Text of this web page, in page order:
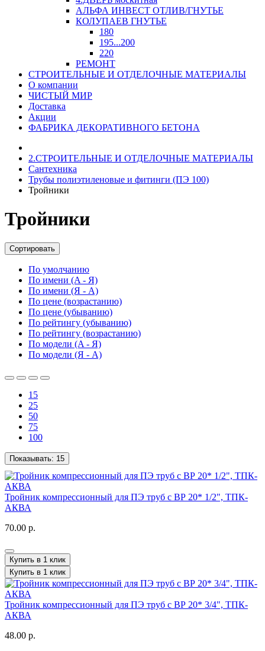
АЛЬФА ИНВЕСТ ОТЛИВ/ГНУТЬЕ
КОЛУПАЕВ ГНУТЬЕ
180
195...200
220
РЕМОНТ
СТРОИТЕЛЬНЫЕ И ОТДЕЛОЧНЫЕ МАТЕРИАЛЫ
О компании
ЧИСТЫЙ МИР
Доставка
Акции
ФАБРИКА ДЕКОРАТИВНОГО БЕТОНА
2.СТРОИТЕЛЬНЫЕ И ОТДЕЛОЧНЫЕ МАТЕРИАЛЫ
Сантехника
Трубы полиэтиленовые и фитинги (ПЭ 100)
Тройники
Тройники
Сортировать
По умолчанию
По имени (A - Я)
По имени (Я - A)
По цене (возрастанию)
По цене (убыванию)
По рейтингу (убыванию)
По рейтингу (возрастанию)
По модели (A - Я)
По модели (Я - A)
15
25
50
75
100
Показывать: 15
Тройник компрессионный для ПЭ труб с ВР 20* 1/2", ТПК-
АКВА
70.00 р.
Купить в 1 клик
Купить в 1 клик
Тройник компрессионный для ПЭ труб с ВР 20* 3/4", ТПК-
АКВА
48.00 р.